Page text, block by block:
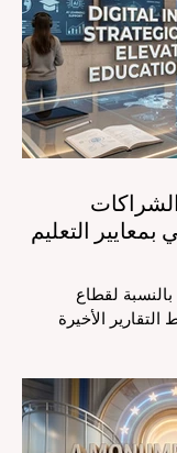
مركز المؤتمرات في
والفرص الأكثر
أثبت هذا الحدث
حاسمة، أن إعطاء
هو المحفز
بمعايير التعليم
لقطاع
التقارير الأخيرة
أنحاء العالم، وهو
الأوساط الأكاديمية
إن الدمج السريع